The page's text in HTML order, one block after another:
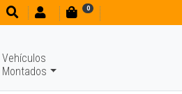
0
Vehículos
Montados